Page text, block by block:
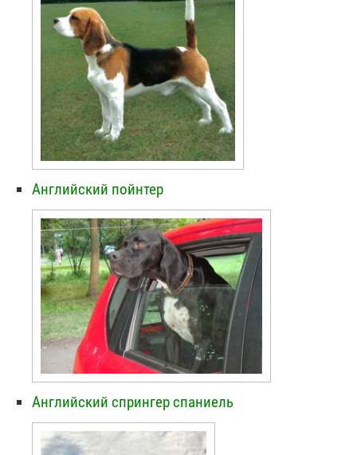
Английский пойнтер
Английский спрингер спаниель